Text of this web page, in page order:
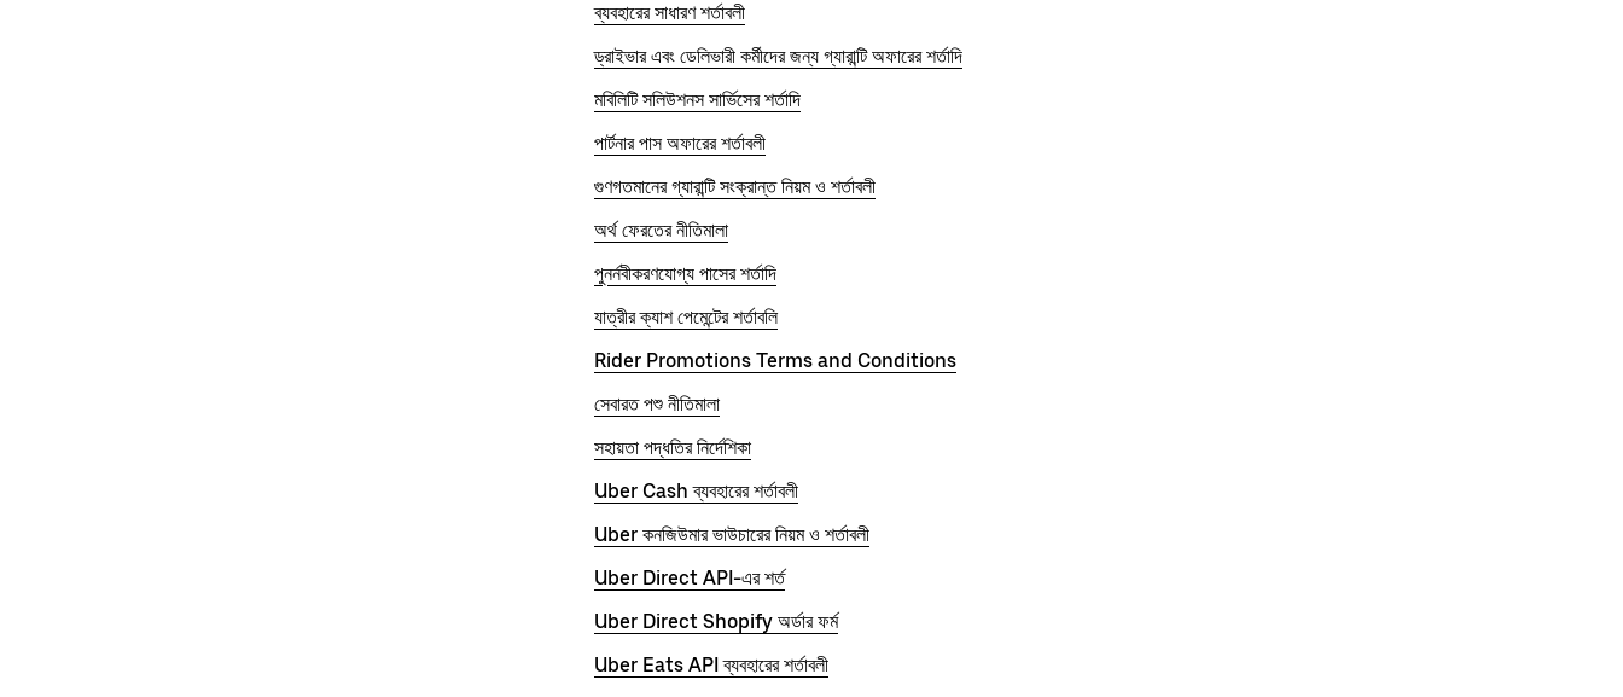
ব্যবহারের সাধারণ শর্তাবলী
ড্রাইভার এবং ডেলিভারী কর্মীদের জন্য গ্যারান্টি অফারের শর্তাদি
মবিলিটি সলিউশনস সার্ভিসের শর্তাদি
পার্টনার পাস অফারের শর্তাবলী
গুণগতমানের গ্যারান্টি সংক্রান্ত নিয়ম ও শর্তাবলী
অর্থ ফেরতের নীতিমালা
পুনর্নবীকরণযোগ্য পাসের শর্তাদি
যাত্রীর ক্যাশ পেমেন্টের শর্তাবলি
Rider Promotions Terms and Conditions
সেবারত পশু নীতিমালা
সহায়তা পদ্ধতির নির্দেশিকা
Uber Cash ব্যবহারের শর্তাবলী
Uber কনজিউমার ভাউচারের নিয়ম ও শর্তাবলী
Uber Direct API-এর শর্ত
Uber Direct Shopify অর্ডার ফর্ম
Uber Eats API ব্যবহারের শর্তাবলী